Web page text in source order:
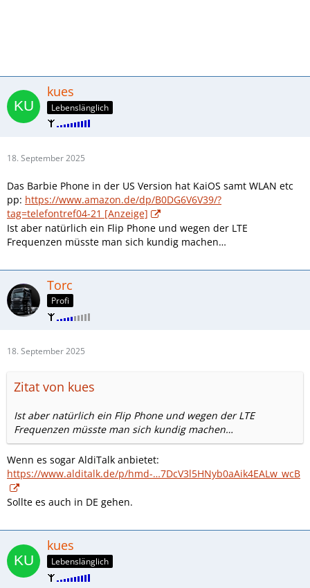
kues
Lebenslänglich
18. September 2025
Das Barbie Phone in der US Version hat KaiOS samt WLAN etc
pp: https://www.amazon.de/dp/B0DG6V6V39/?
tag=telefontref04-21 [Anzeige]
Ist aber natürlich ein Flip Phone und wegen der LTE
Frequenzen müsste man sich kundig machen…
Torc
Profi
18. September 2025
Zitat von kues
Ist aber natürlich ein Flip Phone und wegen der LTE
Frequenzen müsste man sich kundig machen…
Wenn es sogar AldiTalk anbietet:
https://www.alditalk.de/p/hmd-…7DcV3l5HNyb0aAik4EALw_wcB
Sollte es auch in DE gehen.
kues
Lebenslänglich